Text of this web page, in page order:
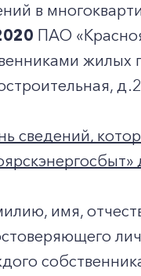
в
ПАО
жилых
сведений,
имя,